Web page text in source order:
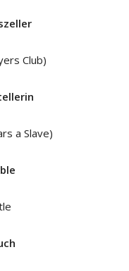
Club)
a Slave)